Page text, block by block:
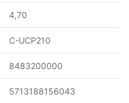
4,70
C-UCP210
8483200000
5713188156043